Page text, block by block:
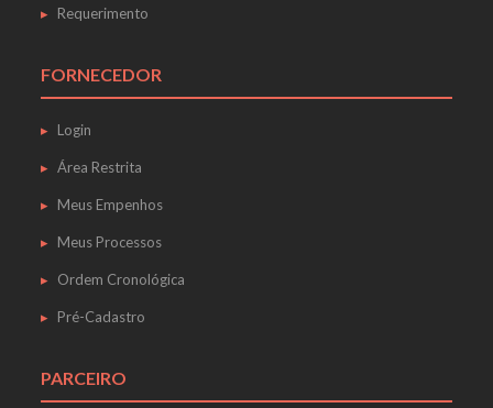
Requerimento
FORNECEDOR
Login
Área Restrita
Meus Empenhos
Meus Processos
Ordem Cronológica
Pré-Cadastro
PARCEIRO